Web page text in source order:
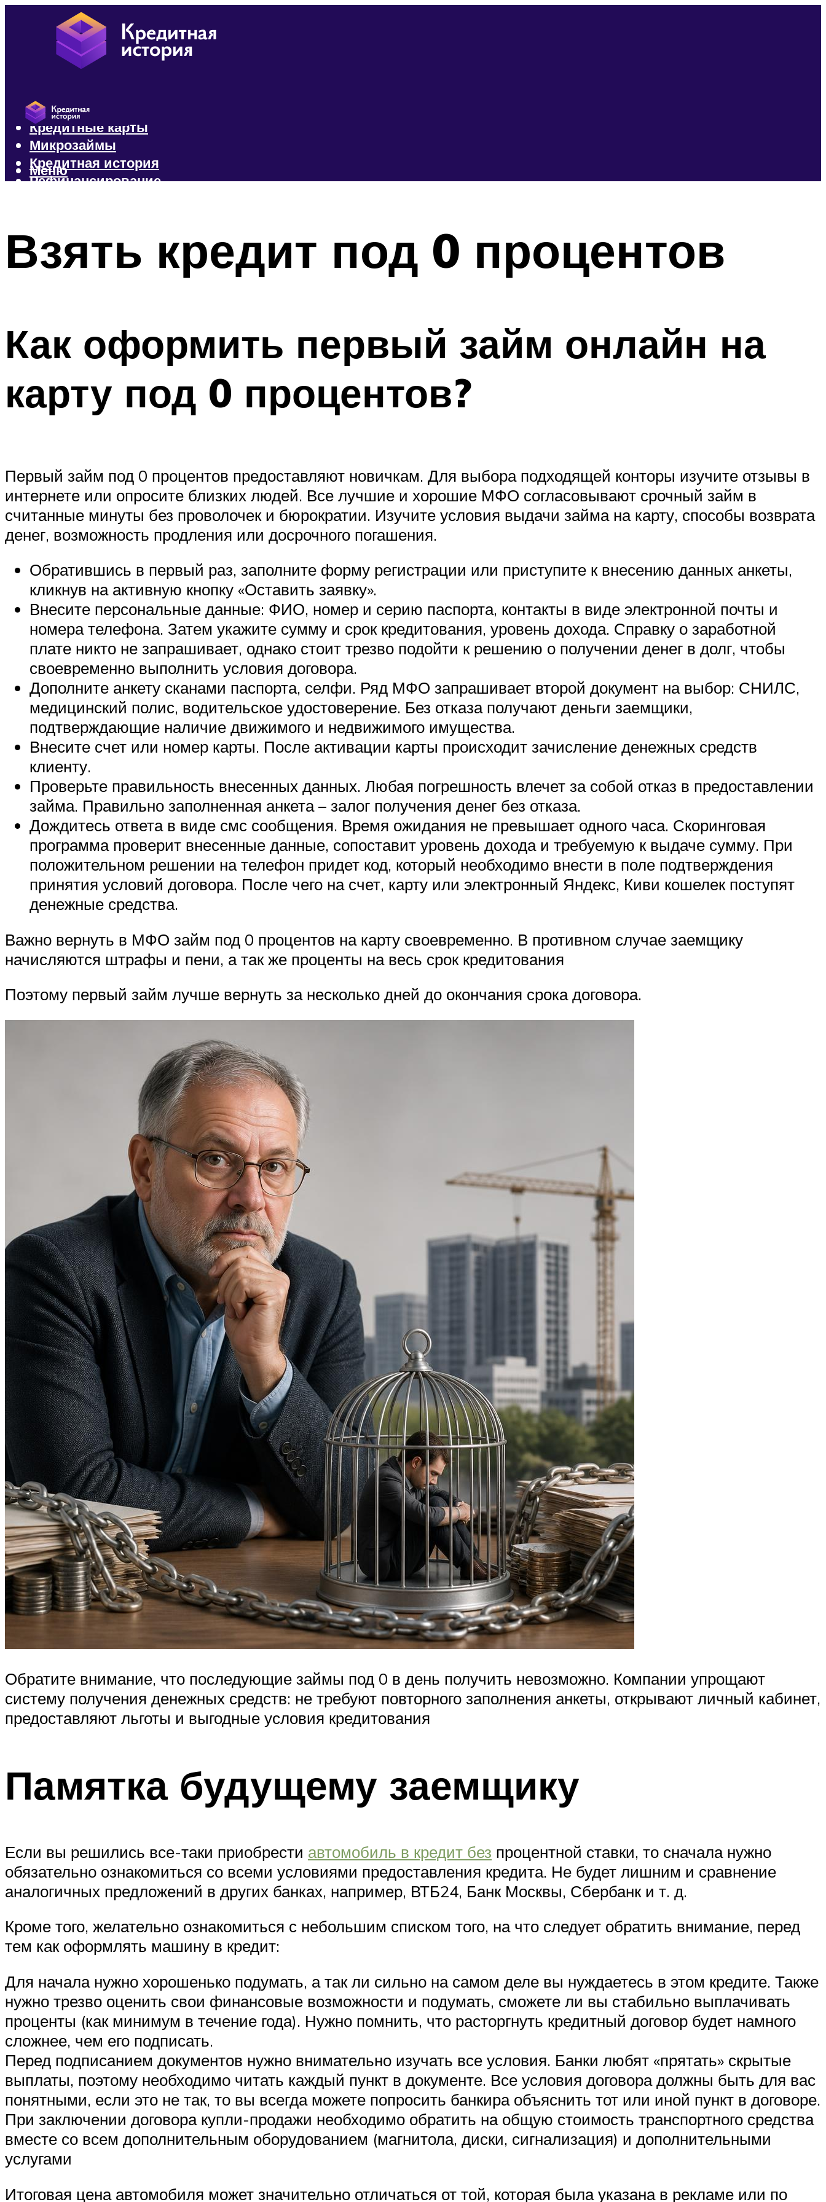
Кредиты
Кредитные карты
Микрозаймы
Кредитная история
Рефинансирование
Меню
Взять кредит под 0 процентов
Как оформить первый займ онлайн на
карту под 0 процентов?
Первый займ под 0 процентов предоставляют новичкам. Для выбора подходящей конторы изучите отзывы в
интернете или опросите близких людей. Все лучшие и хорошие МФО согласовывают срочный займ в
считанные минуты без проволочек и бюрократии. Изучите условия выдачи займа на карту, способы возврата
денег, возможность продления или досрочного погашения.
Обратившись в первый раз, заполните форму регистрации или приступите к внесению данных анкеты,
кликнув на активную кнопку «Оставить заявку».
Внесите персональные данные: ФИО, номер и серию паспорта, контакты в виде электронной почты и
номера телефона. Затем укажите сумму и срок кредитования, уровень дохода. Справку о заработной
плате никто не запрашивает, однако стоит трезво подойти к решению о получении денег в долг, чтобы
своевременно выполнить условия договора.
Дополните анкету сканами паспорта, селфи. Ряд МФО запрашивает второй документ на выбор: СНИЛС,
медицинский полис, водительское удостоверение. Без отказа получают деньги заемщики,
подтверждающие наличие движимого и недвижимого имущества.
Внесите счет или номер карты. После активации карты происходит зачисление денежных средств
клиенту.
Проверьте правильность внесенных данных. Любая погрешность влечет за собой отказ в предоставлении
займа. Правильно заполненная анкета – залог получения денег без отказа.
Дождитесь ответа в виде смс сообщения. Время ожидания не превышает одного часа. Скоринговая
программа проверит внесенные данные, сопоставит уровень дохода и требуемую к выдаче сумму. При
положительном решении на телефон придет код, который необходимо внести в поле подтверждения
принятия условий договора. После чего на счет, карту или электронный Яндекс, Киви кошелек поступят
денежные средства.
Важно вернуть в МФО займ под 0 процентов на карту своевременно. В противном случае заемщику
начисляются штрафы и пени, а так же проценты на весь срок кредитования
Поэтому первый займ лучше вернуть за несколько дней до окончания срока договора.
Обратите внимание, что последующие займы под 0 в день получить невозможно. Компании упрощают
систему получения денежных средств: не требуют повторного заполнения анкеты, открывают личный кабинет,
предоставляют льготы и выгодные условия кредитования
Памятка будущему заемщику
Если вы решились все-таки приобрести автомобиль в кредит без процентной ставки, то сначала нужно
обязательно ознакомиться со всеми условиями предоставления кредита. Не будет лишним и сравнение
аналогичных предложений в других банках, например, ВТБ24, Банк Москвы, Сбербанк и т. д.
Кроме того, желательно ознакомиться с небольшим списком того, на что следует обратить внимание, перед
тем как оформлять машину в кредит:
Для начала нужно хорошенько подумать, а так ли сильно на самом деле вы нуждаетесь в этом кредите. Также
нужно трезво оценить свои финансовые возможности и подумать, сможете ли вы стабильно выплачивать
проценты (как минимум в течение года). Нужно помнить, что расторгнуть кредитный договор будет намного
сложнее, чем его подписать.
Перед подписанием документов нужно внимательно изучать все условия. Банки любят «прятать» скрытые
выплаты, поэтому необходимо читать каждый пункт в документе. Все условия договора должны быть для вас
понятными, если это не так, то вы всегда можете попросить банкира объяснить тот или иной пункт в договоре.
При заключении договора купли-продажи необходимо обратить на общую стоимость транспортного средства
вместе со всем дополнительным оборудованием (магнитола, диски, сигнализация) и дополнительными
услугами
Итоговая цена автомобиля может значительно отличаться от той, которая была указана в рекламе или по